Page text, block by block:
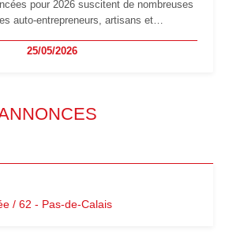
pour 2026 suscitent de nombreuses
auto-entrepreneurs, artisans et
de bascule vers la TVA : les règles
25/05/2026
/ 62 - Pas-de-Calais